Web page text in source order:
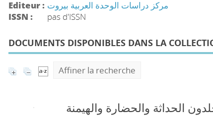
Editeur : مركز دراسات الوحدة العربية بيروت
ISSN :
pas d'ISSN
DOCUMENTS DISPONIBLES DANS LA
Affiner la recherche
الحداثة والحضارة والهيمنة